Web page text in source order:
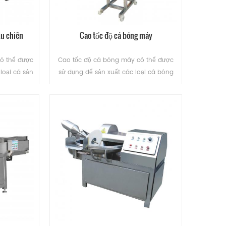
chiên
thể được
cá sản
Cao tốc độ cá bóng máy
Cao tốc độ cá bóng máy có thể được
sử dụng để sản xuất các loại cá bóng
ĐỌC THÊM